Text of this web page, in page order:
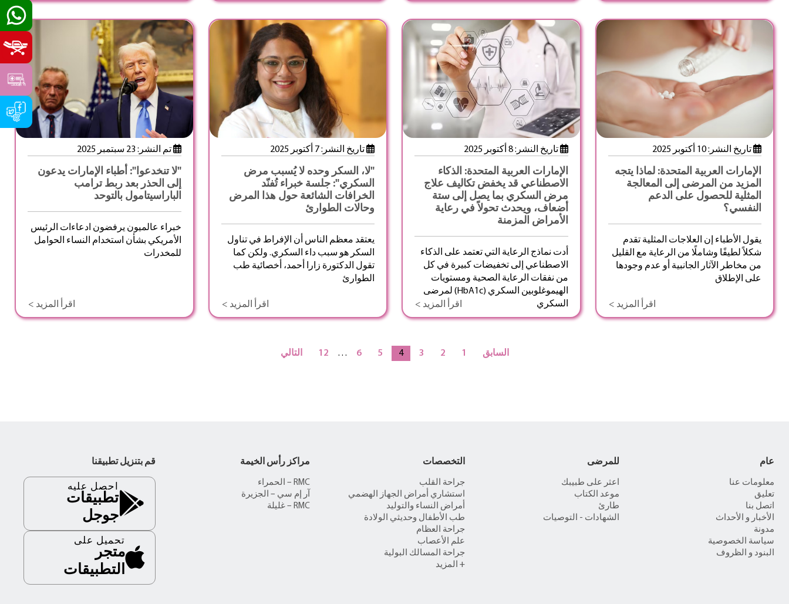
تاريخ النشر: 10 أكتوبر 2025
الإمارات العربية المتحدة: لماذا يتجه
المزيد من المرضى إلى المعالجة
المثلية للحصول على الدعم
النفسي؟
يقول الأطباء إن العلاجات المثلية تقدم
شكلاً لطيفًا وشاملًا من الرعاية مع القليل
من مخاطر الآثار الجانبية أو عدم وجودها
على الإطلاق
اقرأ المزيد >
تاريخ النشر: 8 أكتوبر 2025
الإمارات العربية المتحدة: الذكاء
الاصطناعي قد يخفض تكاليف علاج
مرض السكري بما يصل إلى ستة
أضعاف، ويحدث تحولاً في رعاية
الأمراض المزمنة
أدت نماذج الرعاية التي تعتمد على الذكاء
الاصطناعي إلى تخفيضات كبيرة في كل
من نفقات الرعاية الصحية ومستويات
الهيموغلوبين السكري (HbA1c) لمرضى
السكري
اقرأ المزيد >
تاريخ النشر: 7 أكتوبر 2025
"لا، السكر وحده لا يُسبب مرض
السكري": جلسة خبراء تُفنّد
الخرافات الشائعة حول هذا المرض
وحالات الطوارئ
يعتقد معظم الناس أن الإفراط في تناول
السكر هو سبب داء السكري. ولكن كما
تقول الدكتورة زارا أحمد، أخصائية طب
الطوارئ
اقرأ المزيد >
تم النشر: 23 سبتمبر 2025
"لا تنخدعوا": أطباء الإمارات يدعون
إلى الحذر بعد ربط ترامب
الباراسيتامول بالتوحد
خبراء عالميون يرفضون ادعاءات الرئيس
الأمريكي بشأن استخدام النساء الحوامل
للمخدرات
اقرأ المزيد >
السابق 1
2
3
4
5
6
…
12 التالي
عام
معلومات عنا
تعليق
اتصل بنا
الأخبار و الأحداث
مدونة
سياسة الخصوصية
البنود و الظروف
للمرضى
اعثر على طبيبك
موعد الكتاب
طارئ
الشهادات - التوصيات
التخصصات
جراحة القلب
استشاري أمراض الجهاز الهضمي
أمراض النساء والتوليد
طب الأطفال وحديثي الولادة
جراحة العظام
علم الأعصاب
جراحة المسالك البولية
+ المزيد
مراكز رأس الخيمة
RMC – الحمراء
آر إم سي – الجزيرة
RMC – غليلة
قم بتنزيل تطبيقنا
احصل عليه
تطبيقات
جوجل
تحميل على
متجر
التطبيقات